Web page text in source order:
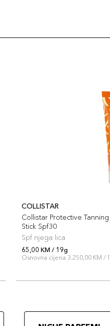
COLLISTAR
Collistar Protective
Stick Spf30
Spf njega lica
65,00 KM / 19g
Osnovna cijena 3.250,00 KM /